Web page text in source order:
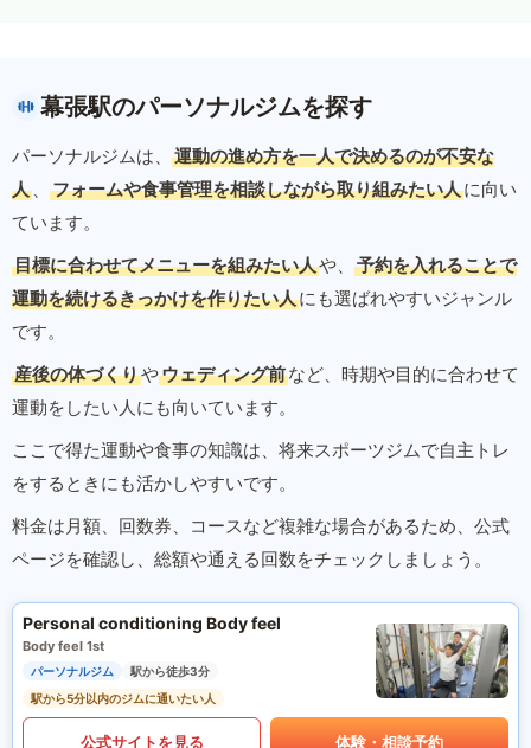
幕張駅のパーソナルジムを探す
パーソナルジムは、
運動の進め方を一人で決めるのが不安な
人 、 フォームや食事管理を相談しながら取り組みたい人に向い
ています。
目標に合わせてメニューを組みたい人や、
予約を入れることで
運動を続けるきっかけを作りたい人にも選ばれやすいジャンル
です。
産後の体づくりやウェディング前など、時期や目的に合わせて
運動をしたい人にも向いています。
ここで得た運動や食事の知識は、将来スポーツジムで自主トレ
をするときにも活かしやすいです。
料金は月額、回数券、コースなど複雑な場合があるため、公式
ページを確認し、総額や通える回数をチェックしましょう。
Personal conditioning Body feel
Body feel 1st
パーソナルジム
駅から徒歩3分
駅から5分以内のジムに通いたい人
公式サイトを見る 体験・相談予約